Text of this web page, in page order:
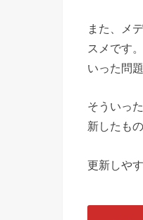
また、メ
スメです
いった問
そういっ
新したも
更新しや